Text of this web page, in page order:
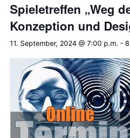
Spieletreffen „Weg
Konzeption und
11. September, 2024 @ 7:00 p.m. -